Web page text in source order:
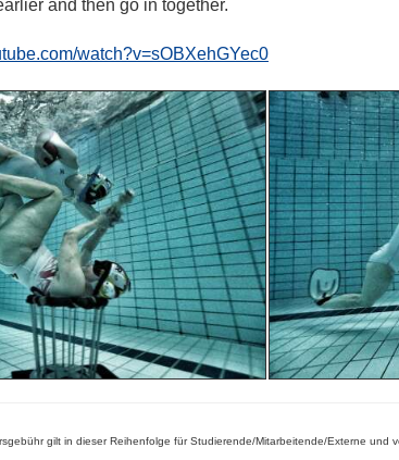
and then go in together.
watch?v=sOBXehGYec0
gilt in dieser Reihenfolge fürStudierende/Mitarbeitende/Externe und